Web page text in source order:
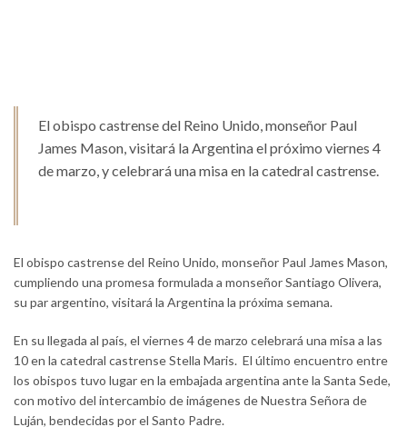
El obispo castrense del Reino Unido, monseñor Paul
James Mason, visitará la Argentina el próximo viernes 4
de marzo, y celebrará una misa en la catedral castrense.
El obispo castrense del Reino Unido, monseñor Paul James Mason,
cumpliendo una promesa formulada a monseñor Santiago Olivera,
su par argentino, visitará la Argentina la próxima semana.
En su llegada al país, el viernes 4 de marzo celebrará una misa a las
10 en la catedral castrense Stella Maris. El último encuentro entre
los obispos tuvo lugar en la embajada argentina ante la Santa Sede,
con motivo del intercambio de imágenes de Nuestra Señora de
Luján, bendecidas por el Santo Padre.